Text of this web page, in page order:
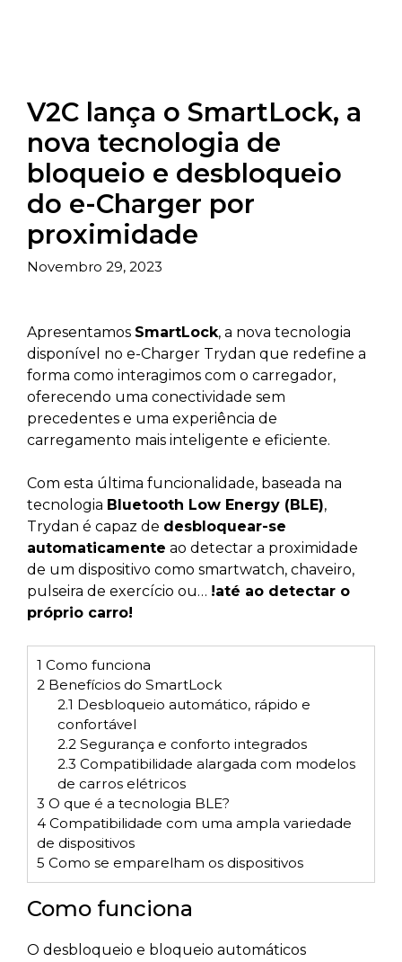
V2C lança o SmartLock, a
nova tecnologia de
bloqueio e desbloqueio
do e-Charger por
proximidade
Novembro 29, 2023
Apresentamos SmartLock, a nova tecnologia
disponível no e-Charger Trydan que redefine a
forma como interagimos com o carregador,
oferecendo uma conectividade sem
precedentes e uma experiência de
carregamento mais inteligente e eficiente.
Com esta última funcionalidade, baseada na
tecnologia Bluetooth Low Energy (BLE),
Trydan é capaz de desbloquear-se
automaticamente ao detectar a proximidade
de um dispositivo como smartwatch, chaveiro,
pulseira de exercício ou… !até ao detectar o
próprio carro!
1 Como funciona
2 Benefícios do SmartLock
2.1 Desbloqueio automático, rápido e
confortável
2.2Segurança e conforto integrados
2.3 Compatibilidade alargada com modelos
de carros elétricos
3 O que é a tecnologia BLE?
4 Compatibilidade com uma ampla variedade
de dispositivos
5 Como se emparelham os dispositivos
Como funciona
O desbloqueio e bloqueio automáticos